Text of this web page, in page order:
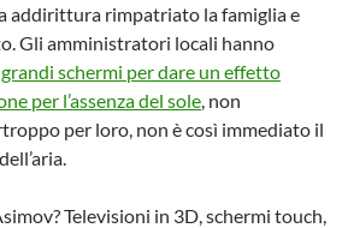
addirittura rimpatriato la famiglia e
Gli amministratori locali hanno
grandi schermi per dare un effetto
per l’assenza del sole , non
per loro, non è così immediato il
Televisioni in 3D, schermi touch,